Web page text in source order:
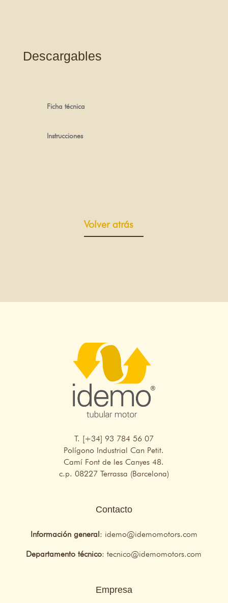
Descargables
Ficha técnica
Instrucciones
Volver atrás
T. [+34] 93 784 56 07
Polígono Industrial Can Petit.
Camí Font de les Canyes 48.
c.p. 08227 Terrassa (Barcelona)
Contacto
Información general: idemo@idemomotors.com
Departamento técnico:tecnico@idemomotors.com
Empresa